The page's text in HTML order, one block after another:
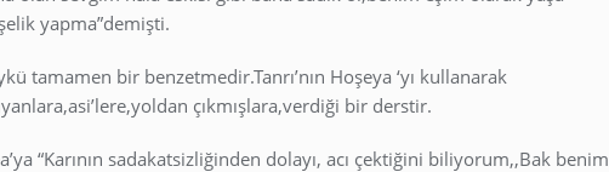
yapma”demişti.
tamamen bir benzetmedir.Tanrı’nın Hoşeya ‘yı kullanarak
çıkmışlara,verdiği bir derstir.
“Karının sadakatsizliğinden dolayı, acı çektiğini biliyorum,,Bak benim